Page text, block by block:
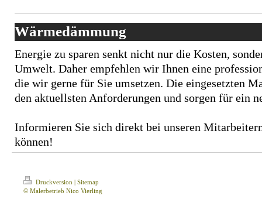
Wärmedämmung
Energie zu sparen senkt nicht nur die Kosten,
Umwelt. Daher empfehlen wir Ihnen eine
die wir gerne für Sie umsetzen. Die eingesetzten
den aktuellsten Anforderungen und sorgen für ein
Informieren Sie sich direkt bei unseren
können!
Druckversion | Sitemap
© Malerbetrieb Nico Vierling